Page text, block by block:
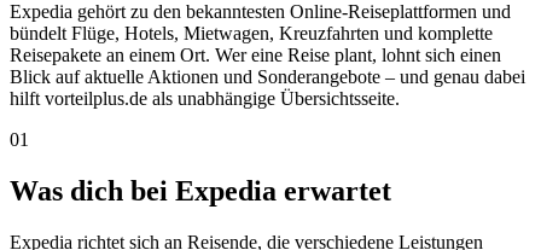
Expedia gehört zu den bekanntesten Online-Reiseplattformen und
bündelt Flüge, Hotels, Mietwagen, Kreuzfahrten und komplette
Reisepakete an einem Ort. Wer eine Reise plant, lohnt sich einen
Blick auf aktuelle Aktionen und Sonderangebote – und genau dabei
hilft vorteilplus.de als unabhängige Übersichtsseite.
01
Was dich bei Expedia erwartet
Expedia richtet sich an Reisende, die verschiedene Leistungen